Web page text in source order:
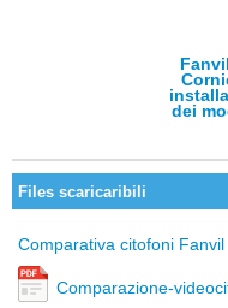
dei
Files scaricaribili
Comparativa citofoni Fanvil
Comparazione-